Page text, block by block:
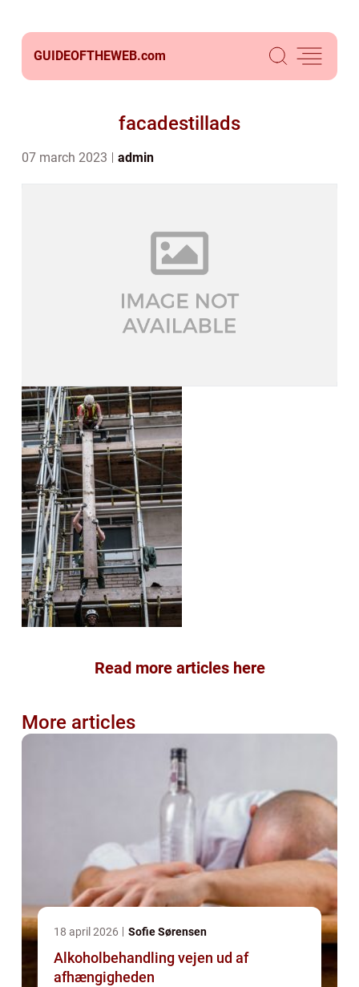
GUIDEOFTHEWEB.com
facadestillads
07 march 2023 admin
Read more articles here
More articles
18 april 2026 Sofie Sørensen
Alkoholbehandling vejen ud af
afhængigheden